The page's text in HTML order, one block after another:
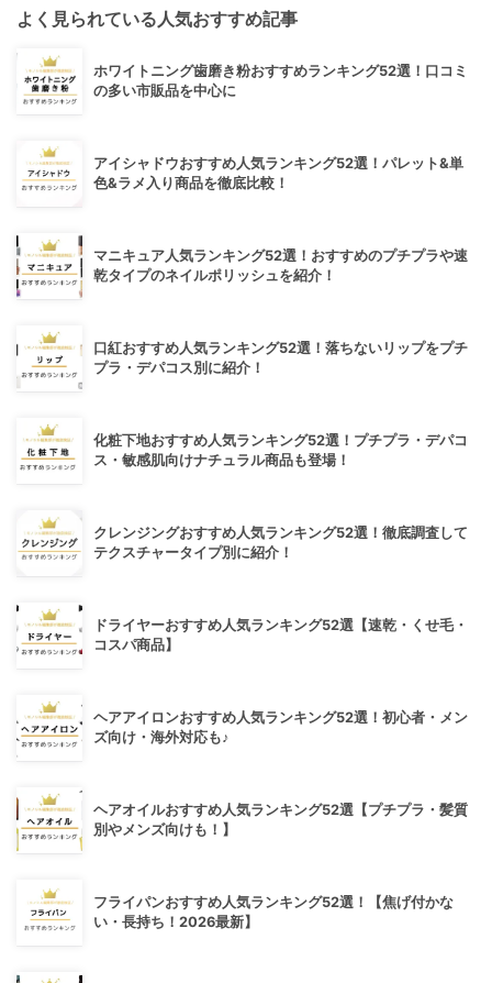
よく見られている人気おすすめ記事
ホワイトニング歯磨き粉おすすめランキング52選！口コミ
の多い市販品を中心に
アイシャドウおすすめ人気ランキング52選！パレット&単
色&ラメ入り商品を徹底比較！
マニキュア人気ランキング52選！おすすめのプチプラや速
乾タイプのネイルポリッシュを紹介！
口紅おすすめ人気ランキング52選！落ちないリップをプチ
プラ・デパコス別に紹介！
化粧下地おすすめ人気ランキング52選！プチプラ・デパコ
ス・敏感肌向けナチュラル商品も登場！
クレンジングおすすめ人気ランキング52選！徹底調査して
テクスチャータイプ別に紹介！
ドライヤーおすすめ人気ランキング52選【速乾・くせ毛・
コスパ商品】
ヘアアイロンおすすめ人気ランキング52選！初心者・メン
ズ向け・海外対応も♪
ヘアオイルおすすめ人気ランキング52選【プチプラ・髪質
別やメンズ向けも！】
フライパンおすすめ人気ランキング52選！【焦げ付かな
い・長持ち！2026最新】